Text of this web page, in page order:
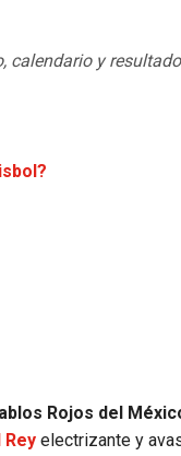
calendario y
Rojos del
electrizante y